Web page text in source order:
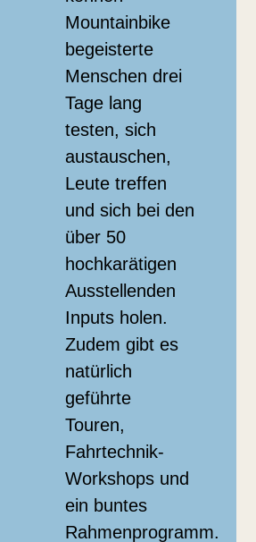
Mountainbike
begeisterte
Menschen drei
Tage lang
testen, sich
austauschen,
Leute treffen
und sich bei den
über 50
hochkarätigen
Ausstellenden
Inputs holen.
Zudem gibt es
natürlich
geführte
Touren,
Fahrtechnik-
Workshops und
ein buntes
Rahmenprogramm.